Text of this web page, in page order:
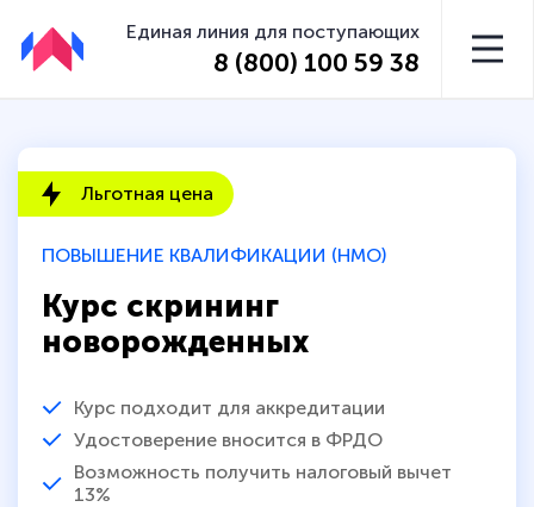
Единая линия для поступающих
8 (800) 100 59 38
ПОВЫШЕНИЕ КВАЛИФИКАЦИИ (НМО)
Курс скрининг
новорожденных
Курс подходит для аккредитации
Удостоверение вносится в ФРДО
Возможность получить налоговый вычет
13%
Льготная цена